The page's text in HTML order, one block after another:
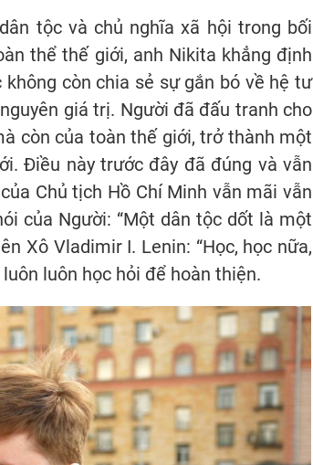
tộc và chủ nghĩa xã hội trong bối
thể thế giới, anh Nikita khẳng định
còn chia sẻ sự gắn bó về hệ tư
giá trị. Người đã đấu tranh cho
còn của toàn thế giới, trở thành một
Điều này trước đây đã đúng và vẫn
Chủ tịch Hồ Chí Minh vẫn mãi vẫn
của Người: “Một dân tộc dốt là một
Xô Vladimir I. Lenin: “Học, học nữa,
luôn học hỏi để hoàn thiện.